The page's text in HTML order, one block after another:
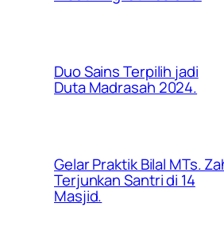
Duo Sains Terpilih jadi
Duta Madrasah 2024.
Gelar Praktik Bilal MTs.
Terjunkan Santri di 14
Masjid.